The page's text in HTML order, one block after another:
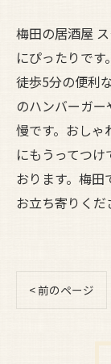
梅田の居酒屋
にぴったりで
徒歩5分の便利
のハンバーガ
慢です。おし
にもうってつ
おります。梅
お立ち寄りくだ
< 前のページ